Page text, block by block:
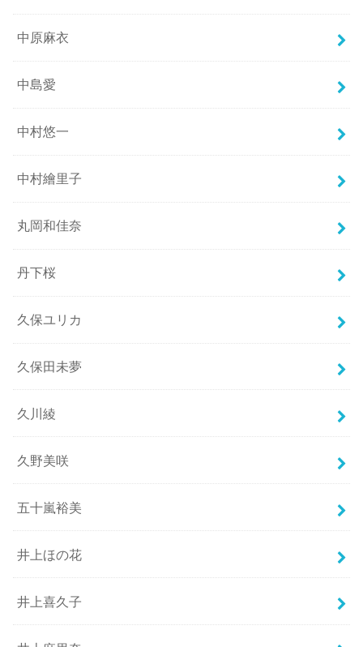
中原麻衣
中島愛
中村悠一
中村繪里子
丸岡和佳奈
丹下桜
久保ユリカ
久保田未夢
久川綾
久野美咲
五十嵐裕美
井上ほの花
井上喜久子